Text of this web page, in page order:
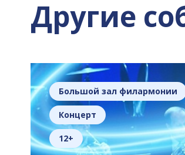
Другие
Большой зал филармонии
Концерт
12+